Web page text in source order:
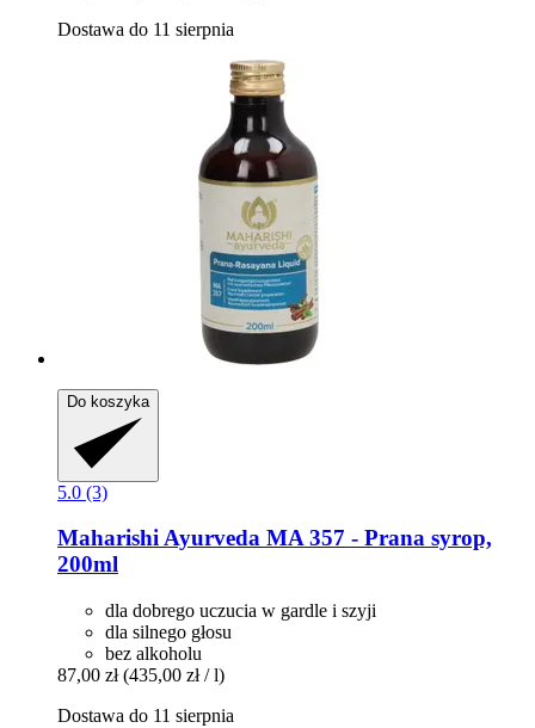
Dostawa do 11 sierpnia
Do koszyka
5.0 (3)
Maharishi Ayurveda MA 357 -​ Prana syrop,
200ml
dla dobrego uczucia w gardle i szyji
dla silnego głosu
bez alkoholu
87,00 zł (435,00 zł / l)
Dostawa do 11 sierpnia